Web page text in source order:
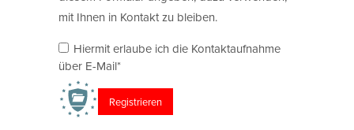
mit Ihnen in Kontakt zu bleiben.
Hiermit erlaube ich die Kontaktaufnahme
über E-Mail*